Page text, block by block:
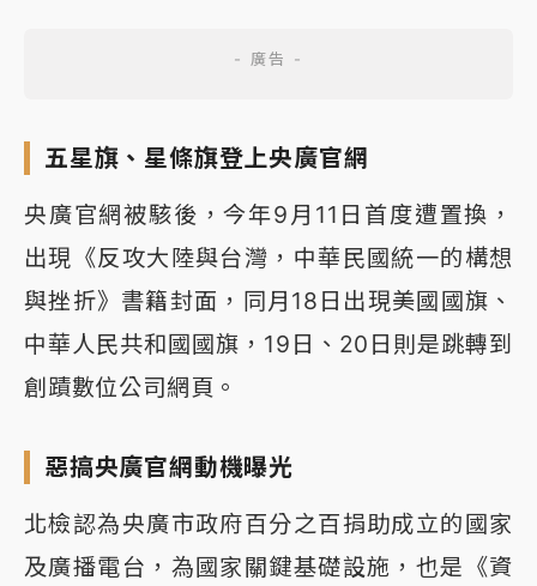
五星旗、星條旗登上央廣官網
央廣官網被駭後，今年9月11日首度遭置換，
出現《反攻大陸與台灣，中華民國統一的構想
與挫折》書籍封面，同月18日出現美國國旗、
中華人民共和國國旗，19日、20日則是跳轉到
創蹟數位公司網頁。
惡搞央廣官網動機曝光
北檢認為央廣市政府百分之百捐助成立的國家
及廣播電台，為國家關鍵基礎設施，也是《資